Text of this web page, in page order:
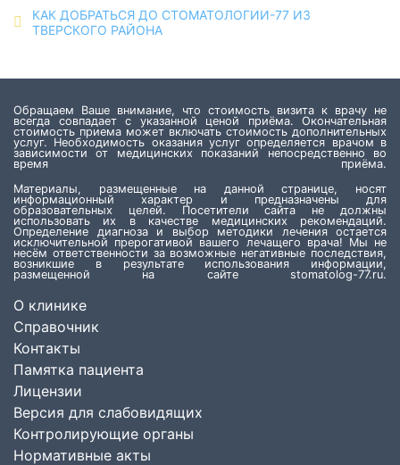
КАК ДОБРАТЬСЯ ДО СТОМАТОЛОГИИ-77 ИЗ
ТВЕРСКОГО РАЙОНА
Обращаем Ваше внимание, что стоимость визита к врачу не
всегда совпадает с указанной ценой приёма. Окончательная
стоимость приема может включать стоимость дополнительных
услуг. Необходимость оказания услуг определяется врачом в
зависимости от медицинских показаний непосредственно во
время приёма.
Материалы, размещенные на данной странице, носят
информационный характер и предназначены для
образовательных целей. Посетители сайта не должны
использовать их в качестве медицинских рекомендаций.
Определение диагноза и выбор методики лечения остается
исключительной прерогативой вашего лечащего врача! Мы не
несём ответственности за возможные негативные последствия,
возникшие в результате использования информации,
размещенной на сайте stomatolog-77.ru.
О клинике
Справочник
Контакты
Памятка пациента
Лицензии
Версия для слабовидящих
Контролирующие органы
Нормативные акты